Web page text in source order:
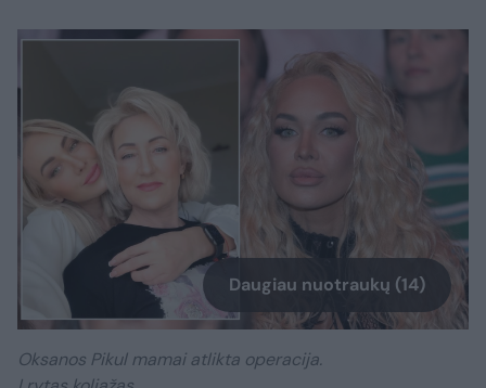
Daugiau nuotraukų (14)
Oksanos Pikul mamai atlikta operacija.